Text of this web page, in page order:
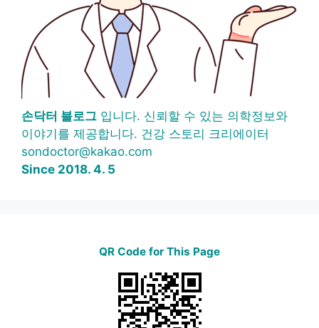
손닥터 블로그 입니다. 신뢰할 수 있는 의학정보와
이야기를 제공합니다. 건강 스토리 크리에이터
sondoctor@kakao.com
Since 2018. 4. 5
QR Code for This Page